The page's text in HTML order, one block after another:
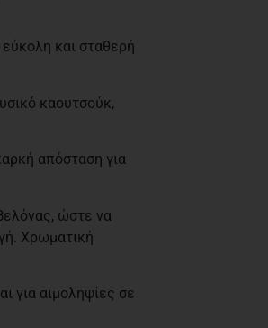
και σταθερή
καουτσούκ,
απόσταση για
ώστε να
Χρωματική
για αιμοληψίες σε